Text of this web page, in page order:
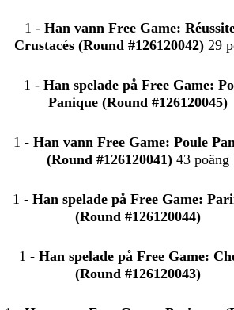
1 -Han vann Free Game:
Crustacés (Round #126120042) 29
1 - Han spelade på Free Game:
Panique (Round #126120045)
1 -Han vann Free Game: Poule
(Round #126120041)43 poäng
1 -Han spelade på Free Game:
(Round #126120044)
1 -Han spelade på Free Game:
(Round #126120043)